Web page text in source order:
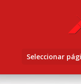
Seleccionar